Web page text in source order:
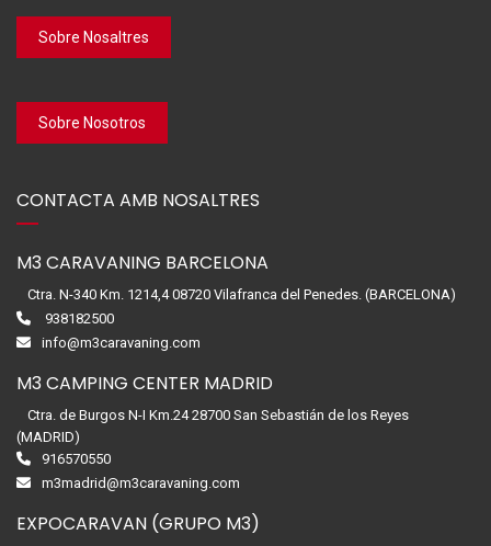
Sobre Nosaltres
Sobre Nosotros
CONTACTA AMB NOSALTRES
M3 CARAVANING BARCELONA
Ctra. N-340 Km. 1214,4 08720 Vilafranca del Penedes. (BARCELONA)
938182500
info@m3caravaning.com
M3 CAMPING CENTER MADRID
Ctra. de Burgos N-I Km.24 28700 San Sebastián de los Reyes
(MADRID)
916570550
m3madrid@m3caravaning.com
EXPOCARAVAN (GRUPO M3)